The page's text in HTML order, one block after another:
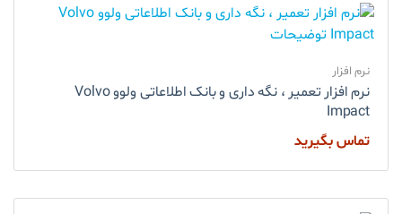
نرم افزار
نرم افزار تعمیر ، نگه داری و بانک اطلاعاتی ولوو Volvo
Impact
تماس بگیرید